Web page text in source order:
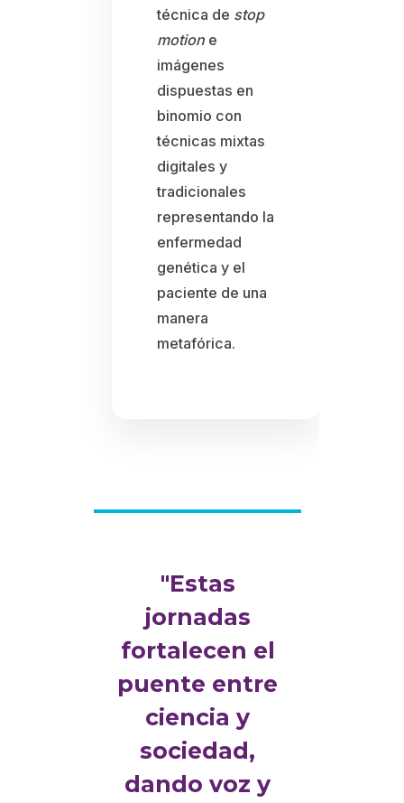
técnica de stop
motion e
imágenes
dispuestas en
binomio con
técnicas mixtas
digitales y
tradicionales
representando la
enfermedad
genética y el
paciente de una
manera
metafórica.
"Estas
jornadas
fortalecen el
puente entre
ciencia y
sociedad,
dando voz y